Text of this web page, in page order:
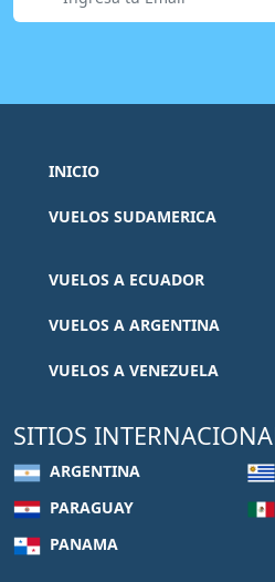
INICIO
VUELOS SUDAMERICA
VUELOS A ECUADOR
VUELOS A ARGENTINA
VUELOS A VENEZUELA
SITIOS
ARGENTINA
PARAGUAY
PANAMA